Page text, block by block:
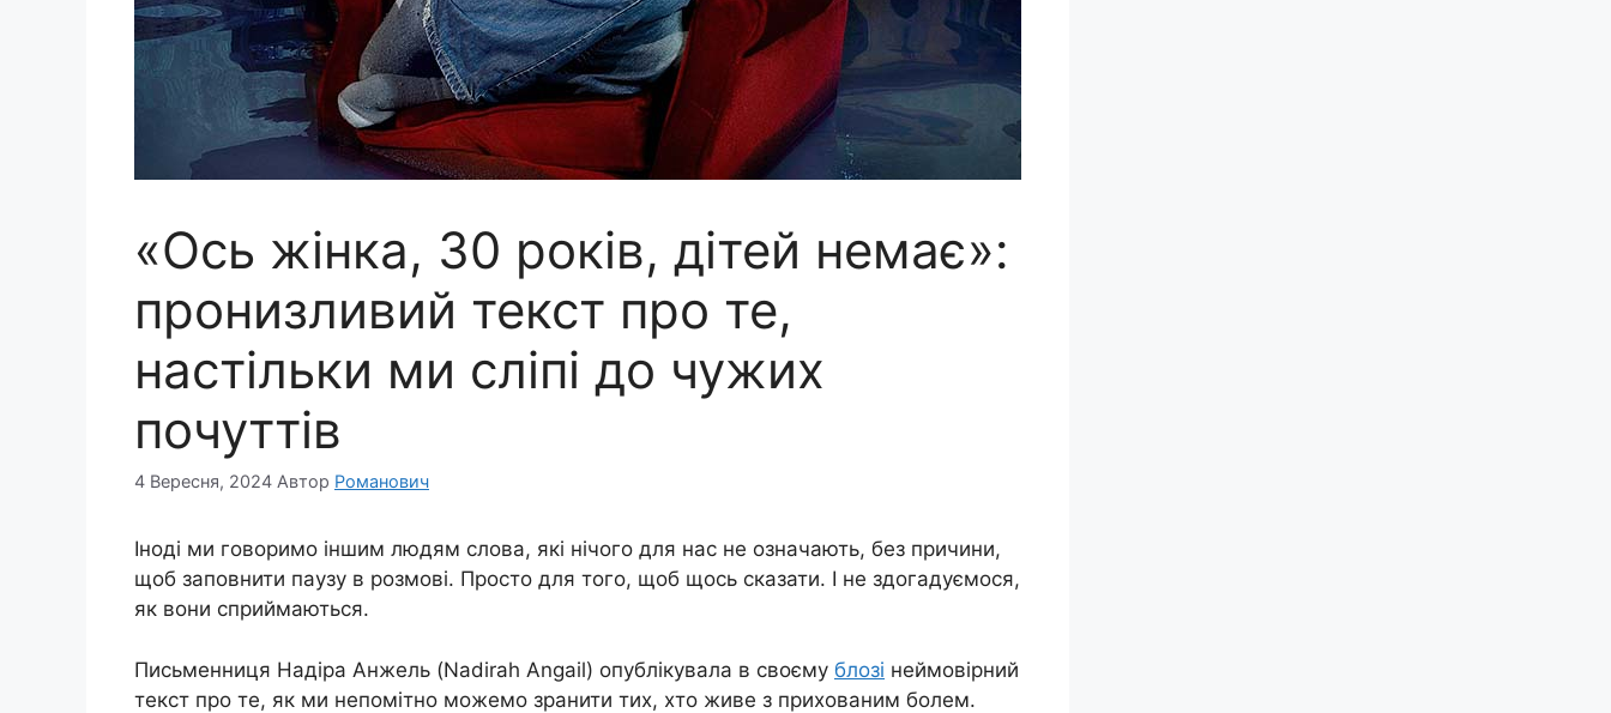
«Ось жінка, 30 років, дітей немає»:
пронизливий текст про те,
настільки ми сліпі до чужих
почуттів
4 Вересня, 2024 Автор Романович
Іноді ми говоримо іншим людям слова, які нічого для нас не означають, без причини,
щоб заповнити паузу в розмові. Просто для того, щоб щось сказати. І не здогадуємося,
як вони сприймаються.
Письменниця Надіра Анжель (Nadirah Angail) опублікувала в своєму блозі неймовірний
текст про те, як ми непомітно можемо зранити тих, хто живе з прихованим болем.